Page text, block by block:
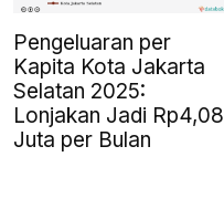
Pengeluaran per
Kapita Kota Jakarta
Selatan 2025:
Lonjakan Jadi Rp4,08
Juta per Bulan